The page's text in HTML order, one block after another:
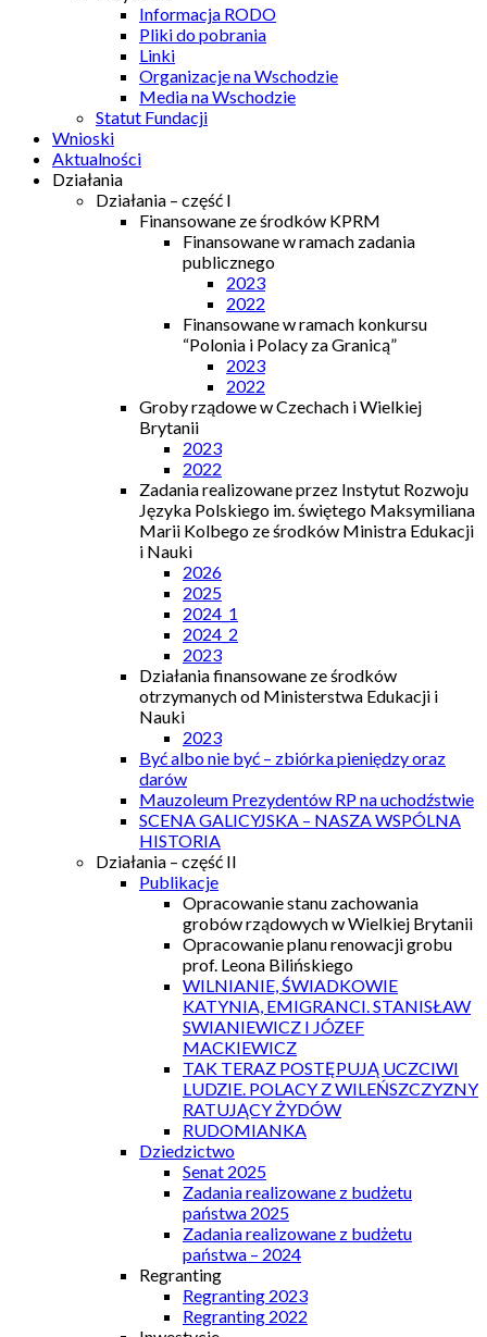
Informacja RODO
Pliki do pobrania
Linki
Organizacje na Wschodzie
Media na Wschodzie
Statut Fundacji
Wnioski
Aktualności
Działania
Działania – część I
Finansowane ze środków KPRM
Finansowane w ramach zadania
publicznego
2023
2022
Finansowane w ramach konkursu
“Polonia i Polacy za Granicą”
2023
2022
Groby rządowe w Czechach i Wielkiej
Brytanii
2023
2022
Zadania realizowane przez Instytut Rozwoju
Języka Polskiego im. świętego Maksymiliana
Marii Kolbego ze środków Ministra Edukacji
i Nauki
2026
2025
2024_1
2024_2
2023
Działania finansowane ze środków
otrzymanych od Ministerstwa Edukacji i
Nauki
2023
Być albo nie być – zbiórka pieniędzy oraz
darów
Mauzoleum Prezydentów RP na uchodźstwie
SCENA GALICYJSKA – NASZA WSPÓLNA
HISTORIA
Działania – część II
Publikacje
Opracowanie stanu zachowania
grobów rządowych w Wielkiej Brytanii
Opracowanie planu renowacji grobu
prof. Leona Bilińskiego
WILNIANIE, ŚWIADKOWIE
KATYNIA, EMIGRANCI. STANISŁAW
SWIANIEWICZ I JÓZEF
MACKIEWICZ
TAK TERAZ POSTĘPUJĄ UCZCIWI
LUDZIE. POLACY Z WILEŃSZCZYZNY
RATUJĄCY ŻYDÓW
RUDOMIANKA
Dziedzictwo
Senat 2025
Zadania realizowane z budżetu
państwa 2025
Zadania realizowane z budżetu
państwa – 2024
Regranting
Regranting 2023
Regranting 2022